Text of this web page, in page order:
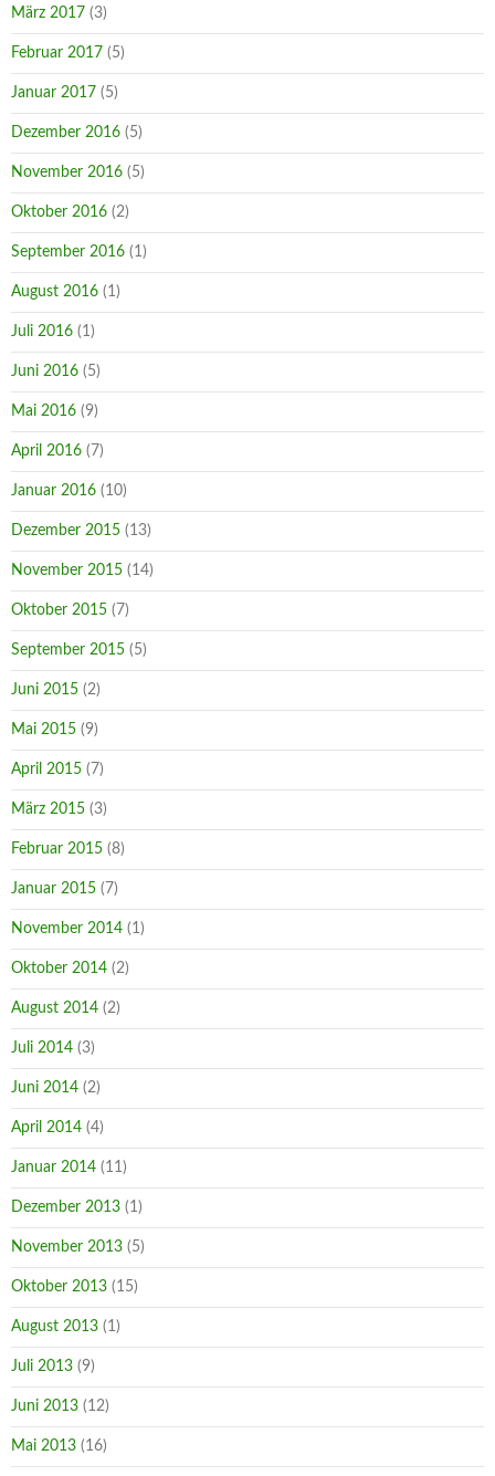
März 2017 (3)
Februar 2017 (5)
Januar 2017 (5)
Dezember 2016 (5)
November 2016 (5)
Oktober 2016 (2)
September 2016 (1)
August 2016 (1)
Juli 2016 (1)
Juni 2016 (5)
Mai 2016 (9)
April 2016 (7)
Januar 2016 (10)
Dezember 2015 (13)
November 2015 (14)
Oktober 2015 (7)
September 2015 (5)
Juni 2015 (2)
Mai 2015 (9)
April 2015 (7)
März 2015 (3)
Februar 2015 (8)
Januar 2015 (7)
November 2014 (1)
Oktober 2014 (2)
August 2014 (2)
Juli 2014 (3)
Juni 2014 (2)
April 2014 (4)
Januar 2014 (11)
Dezember 2013 (1)
November 2013 (5)
Oktober 2013 (15)
August 2013 (1)
Juli 2013 (9)
Juni 2013 (12)
Mai 2013 (16)